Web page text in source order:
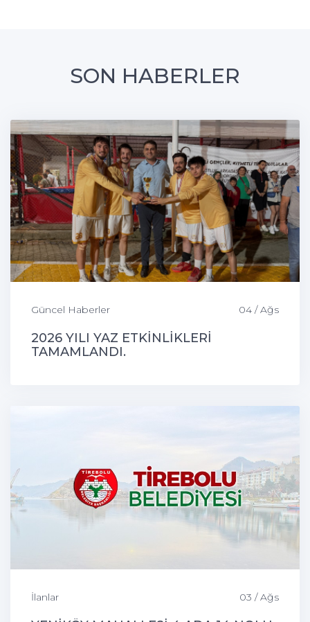
SON HABERLER
Güncel Haberler 04 / Ağs
2026 YILI YAZ ETKİNLİKLERİ
TAMAMLANDI.
İlanlar 03 / Ağs